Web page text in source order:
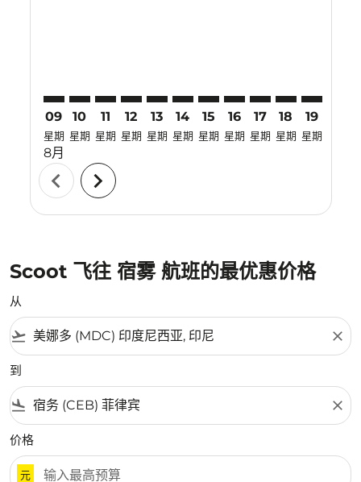
09
星期
8月
10
星期
11
星期
12
星期
13
星期
14
星期
15
星期
16
星期
17
星期
18
星期
19
星期
chevron_left chevron_right
Scoot 飞往 宿雾 航班的最优惠价格
从
flight_takeoff close
到
flight_land close
价格
元